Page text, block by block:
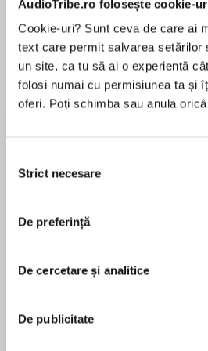
AudioTribe.ro folosește cookie-
Cookie-uri? Sunt ceva de care ai
text care permit salvarea setărilor
un site, ca tu să ai o experiență
folosi numai cu permisiunea ta și
oferi. Poți schimba sau anula
consimțământului
Strict necesare
De preferință
De cercetare și analitice
De publicitate
Desprecarte
Harry Flashman: the
Brown’s schooldays, now
reluctant military hero,
part in most of the defining
of the 19th century, despite
escape them all.
Flashman, soldier, duellist,
coward, cad and hero,
adventures as the reluctant
pentru această carte
The author of the famous